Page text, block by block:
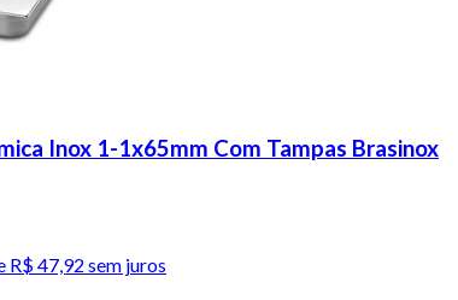
Inox 1-1x65mm Com Tampas Brasinox
R$ 47,92 sem juros